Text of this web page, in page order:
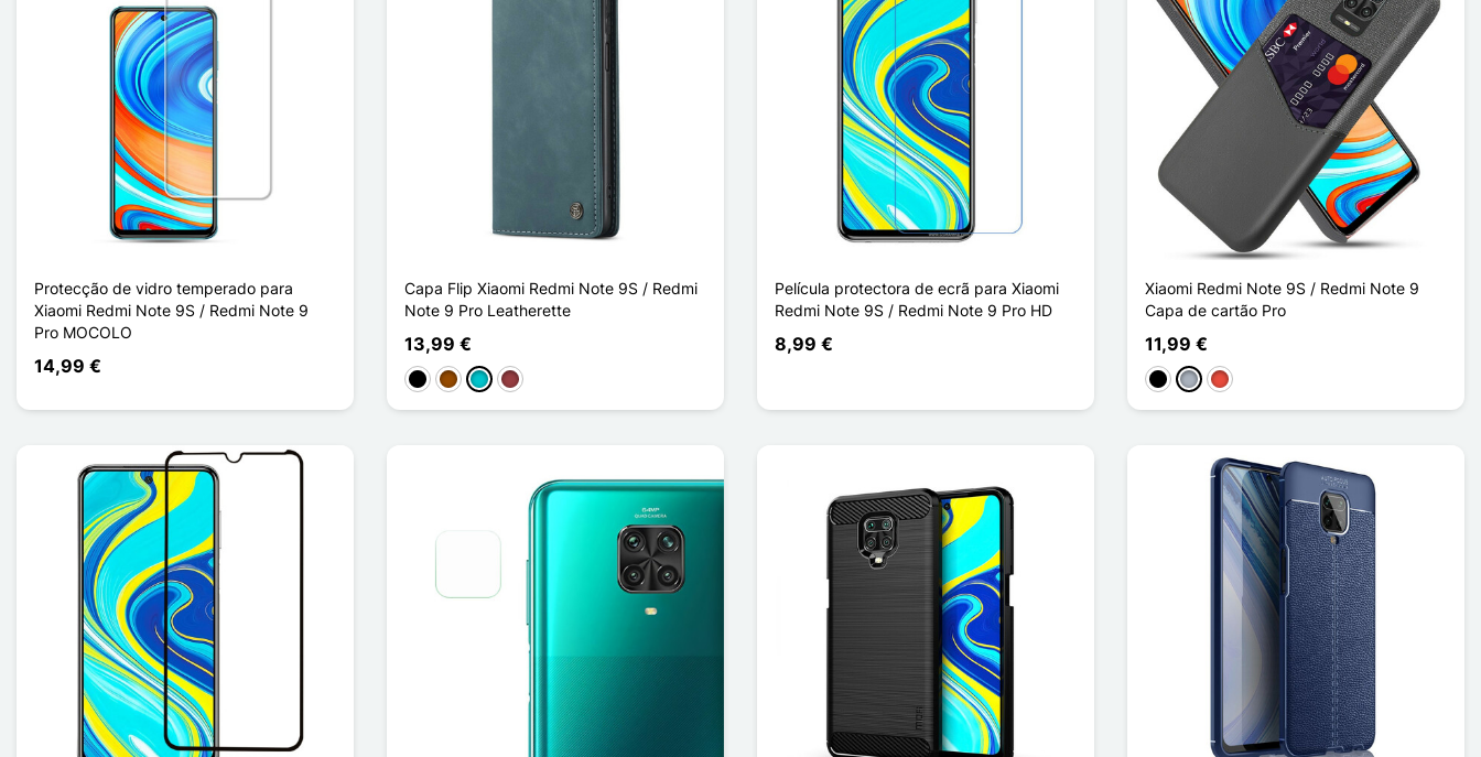
Protecção de vidro temperado para
Xiaomi Redmi Note 9S / Redmi Note 9
Pro MOCOLO
14,99 €
Capa Flip Xiaomi Redmi Note 9S / Redmi
Note 9 Pro Leatherette
13,99 €
PretoCastanho
TurquesaVermelho escuro
Película protectora de ecrã para Xiaomi
Redmi Note 9S / Redmi Note 9 Pro HD
8,99 €
Xiaomi Redmi Note 9S / Redmi Note 9
Capa de cartão Pro
11,99 €
PretoCinzentoVermelho